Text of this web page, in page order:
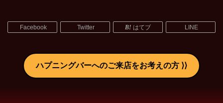
Facebook Twitter はてブ LINE
ハプニングバーへのご来店をお考えの方